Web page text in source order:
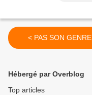
< PAS SON GENRE
Hébergé par Overblog
Top articles